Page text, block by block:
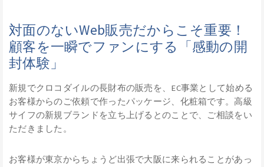
対面のないWeb販売だからこそ重要！
顧客を一瞬でファンにする「感動の開
封体験」
新規でクロコダイルの長財布の販売を、EC事業として始める
お客様からのご依頼で作ったパッケージ、化粧箱です。高級
サイフの新規ブランドを立ち上げるとのことで、ご相談をい
ただきました。
お客様が東京からちょうど出張で大阪に来られることがあっ